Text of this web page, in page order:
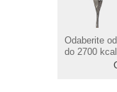
Odaberite
do 2700 kcal